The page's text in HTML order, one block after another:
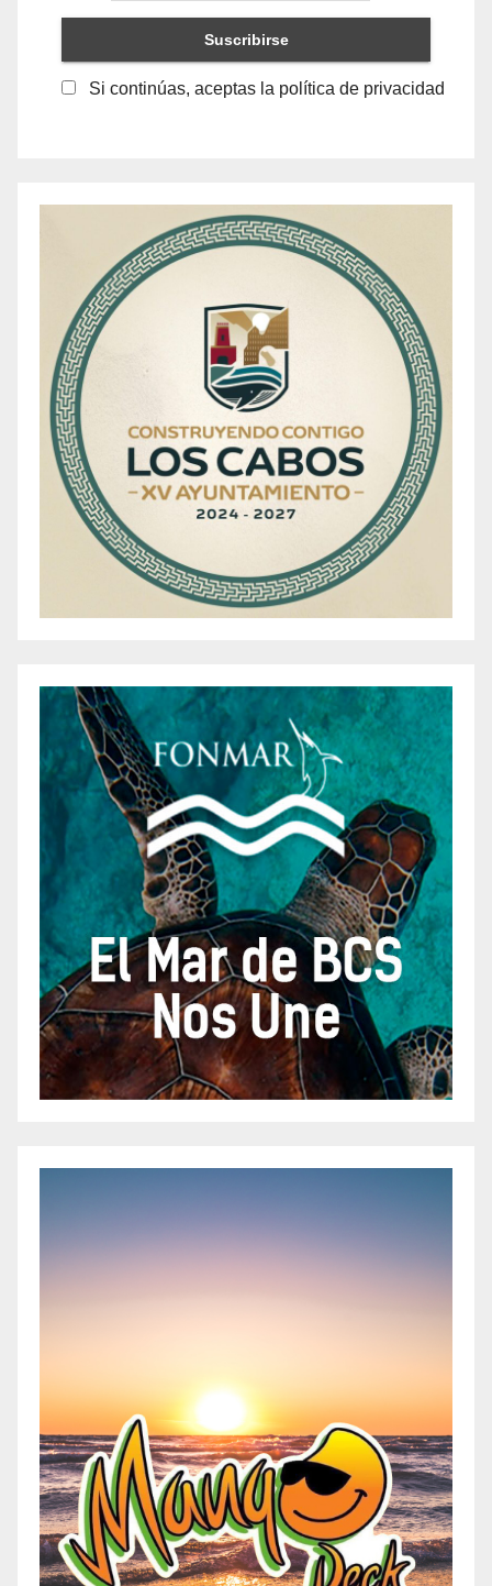
Si continúas, aceptas la política de privacidad